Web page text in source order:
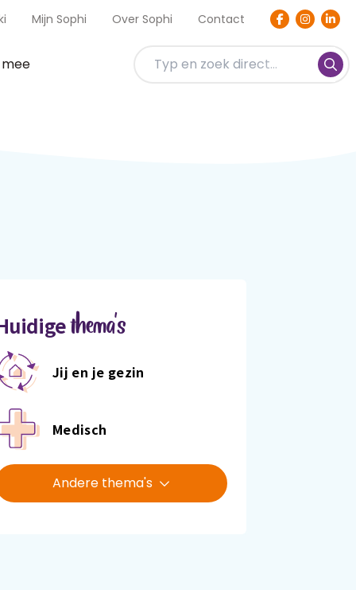
Mijn Sophi Over Sophi Contact
thema's
Jij en je gezin
Medisch
Andere thema's